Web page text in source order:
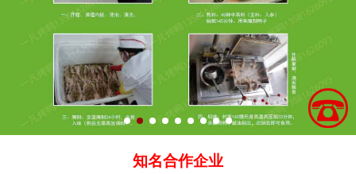
知名合作企业